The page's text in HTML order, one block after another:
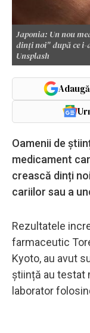
Japonia: Un nou
dinți noi" după ce i-
Unsplash
Oamenii de
medicament
crească dinți
cariilor sau a
Rezultatele
farmaceutic
Kyoto, au avut
știință au testat
laborator